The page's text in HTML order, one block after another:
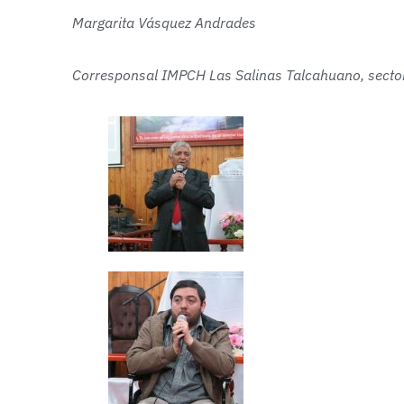
Margarita Vásquez Andrades
Corresponsal IMPCH Las Salinas Talcahuano,